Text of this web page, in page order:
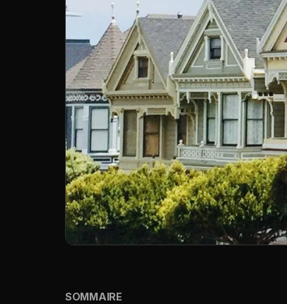
SOMMAIRE